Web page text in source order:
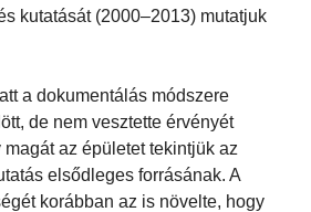
kutatását (2000–2013) mutatjuk
a dokumentálás módszere
de nem vesztette érvényét
az épületet tekintjük az
elsődleges forrásának. A
korábban az is növelte, hogy